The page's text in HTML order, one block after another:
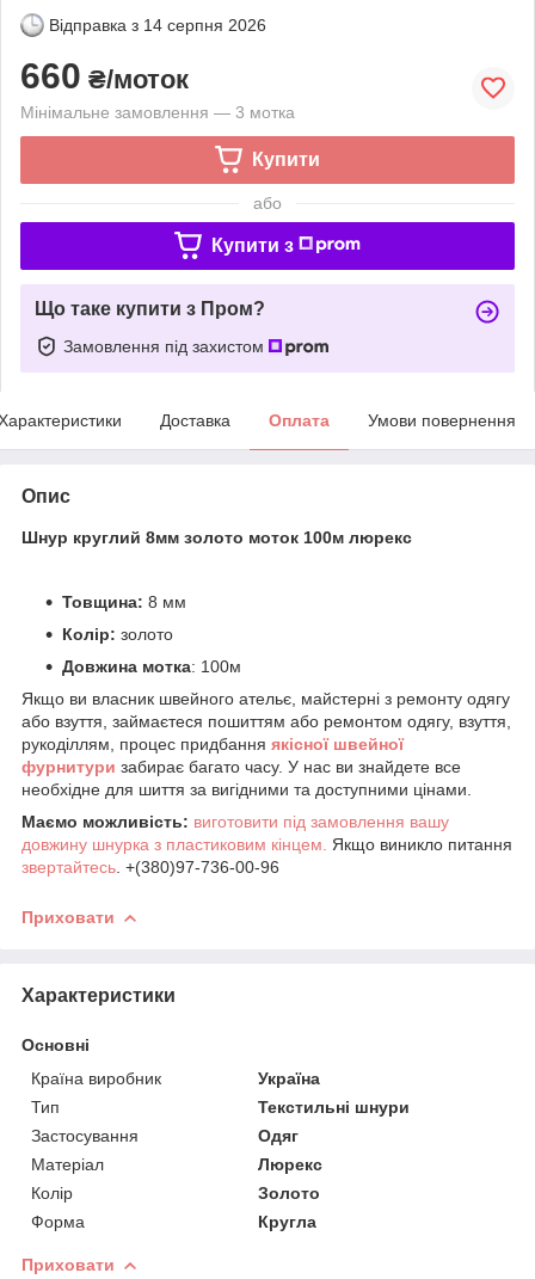
Відправка з 14 серпня 2026
660 ₴/моток
Мінімальне замовлення — 3 мотка
Купити
або
Купити з
Що таке купити з Пром?
Замовлення під захистом
Доставка Оплата Умови повернення
Опис
Шнур круглий 8мм золото моток 100м люрекс
Товщина: 8 мм
Колір: золото
Довжина мотка: 100м
Якщо ви власник швейного ательє, майстерні з ремонту одягу
або взуття, займаєтеся пошиттям або ремонтом одягу, взуття,
рукоділлям, процес придбання якісної швейної
фурнитури забирає багато часу. У нас ви знайдете все
необхідне для шиття за вигідними та доступними цінами.
Маємо можливість: виготовити під замовлення вашу
довжину шнурка з пластиковим кінцем.
Якщо виникло питання
звертайтесь . +(380)97-736-00-96
Приховати
Характеристики
Основні
Країна виробник
Україна
Тип
Текстильні шнури
Застосування
Одяг
Матеріал
Люрекс
Колір
Золото
Форма
Кругла
Приховати